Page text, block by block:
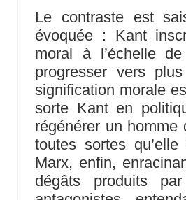
Le contraste est
évoquée : Kant
moral à l’échelle
progresser vers
signification morale
sorte Kant en
régénérer un
toutes sortes
Marx, enfin,
dégâts produits